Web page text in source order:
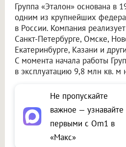
Группа «Эталон» основана в
одним из крупнейших
в России. Компания
Санкт-Петербурге, Омске,
Екатеринбурге, Казани и
С момента начала работы
в эксплуатацию 9,8 млн кв. м
Не пропускайте
важное — узнавайте
первыми с Om1 в
«Макс»